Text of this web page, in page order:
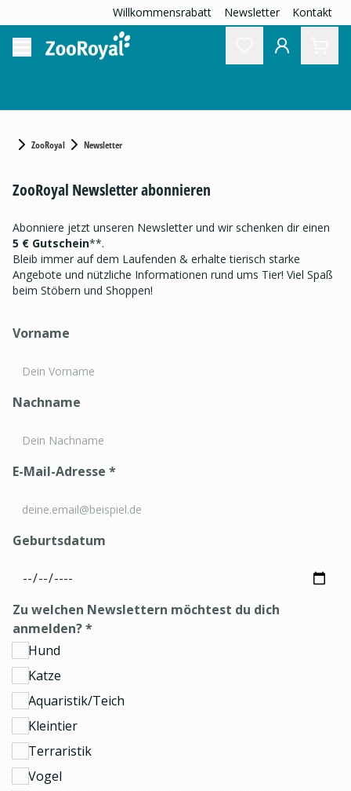
Willkommensrabatt Newsletter Kontakt
ZooRoyal Newsletter
ZooRoyal Newsletter abonnieren
Abonniere jetzt unseren Newsletter und wir schenken dir einen
5 € Gutschein**.
Bleib immer auf dem Laufenden & erhalte tierisch starke
Angebote und nützliche Informationen rund ums Tier! Viel Spaß
beim Stöbern und Shoppen!
Vorname
Nachname
E-Mail-Adresse *
Geburtsdatum
Zu welchen Newslettern möchtest du dich
anmelden?*
Hund
Katze
Aquaristik/Teich
Kleintier
Terraristik
Vogel